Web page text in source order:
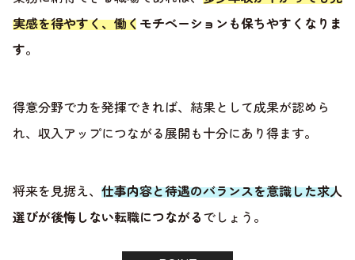
実感を得やすく、働くモチベーションも保ちやすくなりま
す。
得意分野で力を発揮できれば、結果として成果が認めら
れ、収入アップにつながる展開も十分にあり得ます。
将来を見据え、 仕事内容と待遇のバランスを意識した求人
選びが後悔しない転職につながるでしょう。